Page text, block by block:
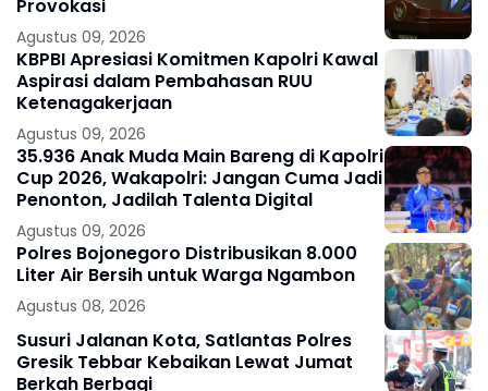
Provokasi
Agustus 09, 2026
KBPBI Apresiasi Komitmen Kapolri Kawal
Aspirasi dalam Pembahasan RUU
Ketenagakerjaan
Agustus 09, 2026
35.936 Anak Muda Main Bareng di Kapolri
Cup 2026, Wakapolri: Jangan Cuma Jadi
Penonton, Jadilah Talenta Digital
Agustus 09, 2026
Polres Bojonegoro Distribusikan 8.000
Liter Air Bersih untuk Warga Ngambon
Agustus 08, 2026
Susuri Jalanan Kota, Satlantas Polres
Gresik Tebbar Kebaikan Lewat Jumat
Berkah Berbagi